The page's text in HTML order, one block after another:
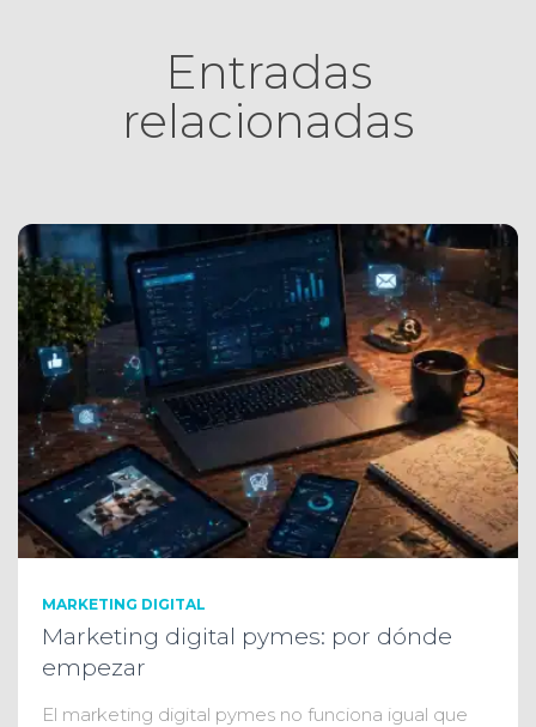
Entradas
relacionadas
MARKETING DIGITAL
Marketing digital pymes: por dónde
empezar
El marketing digital pymes no funciona igual que